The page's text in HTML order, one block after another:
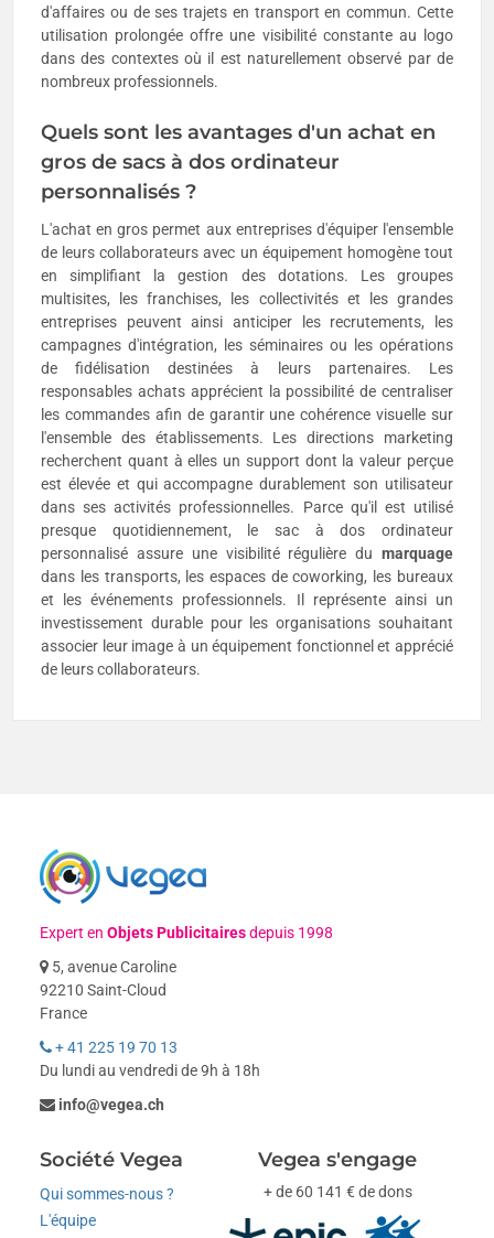
d'affaires ou de ses trajets en transport en commun. Cette
utilisation prolongée offre une visibilité constante au logo
dans des contextes où il est naturellement observé par de
nombreux professionnels.
Quels sont les avantages d'un achat en
gros de sacs à dos ordinateur
personnalisés ?
L'achat en gros permet aux entreprises d'équiper l'ensemble
de leurs collaborateurs avec un équipement homogène tout
en simplifiant la gestion des dotations. Les groupes
multisites, les franchises, les collectivités et les grandes
entreprises peuvent ainsi anticiper les recrutements, les
campagnes d'intégration, les séminaires ou les opérations
de fidélisation destinées à leurs partenaires. Les
responsables achats apprécient la possibilité de centraliser
les commandes afin de garantir une cohérence visuelle sur
l'ensemble des établissements. Les directions marketing
recherchent quant à elles un support dont la valeur perçue
est élevée et qui accompagne durablement son utilisateur
dans ses activités professionnelles. Parce qu'il est utilisé
presque quotidiennement, le sac à dos ordinateur
personnalisé assure une visibilité régulière du marquage
dans les transports, les espaces de coworking, les bureaux
et les événements professionnels. Il représente ainsi un
investissement durable pour les organisations souhaitant
associer leur image à un équipement fonctionnel et apprécié
de leurs collaborateurs.
Expert enObjets Publicitairesdepuis 1998
5, avenue Caroline
92210 Saint-Cloud
France
+ 41 225 19 70 13
Du lundi au vendredi de 9h à 18h
info@vegea.ch
Société Vegea
Qui sommes-nous ?
L'équipe
Vegea s'engage
+ de 60 141 € de dons